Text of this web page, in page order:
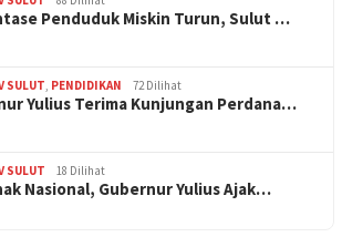
Penduduk Miskin Turun, Sulut …
SULUT, PENDIDIKAN 72 Dilihat
Yulius Terima Kunjungan Perdana…
SULUT 18 Dilihat
Nasional, Gubernur Yulius Ajak…